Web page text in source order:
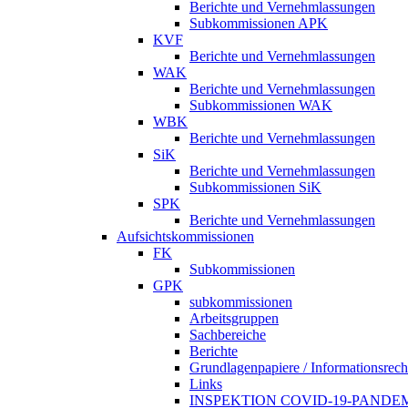
Berichte und Vernehmlassungen
Subkommissionen APK
KVF
Berichte und Vernehmlassungen
WAK
Berichte und Vernehmlassungen
Subkommissionen WAK
WBK
Berichte und Vernehmlassungen
SiK
Berichte und Vernehmlassungen
Subkommissionen SiK
SPK
Berichte und Vernehmlassungen
Aufsichtskommissionen
FK
Subkommissionen
GPK
subkommissionen
Arbeitsgruppen
Sachbereiche
Berichte
Grundlagenpapiere /
Links
INSPEKTION COVID-19-